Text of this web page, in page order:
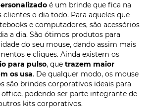
é um brinde que fica na
clientes o dia todo. Para aqueles que
e computadores, são acessórios
a dia. São ótimos produtos para
do seu mouse, dando assim mais
e cliques. Ainda existem os
para pulso, que trazem maior
os usa. De qualquer modo, os mouse
são brindes corporativos ideais para
podendo ser parte integrante de
kits corporativos.